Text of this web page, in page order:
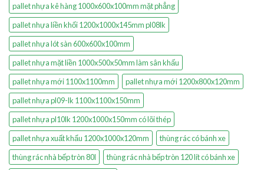
pallet nhựa kê hàng 1000x600x100mm mặt phẳng
pallet nhựa liền khối 1200x1000x145mm pl08lk
pallet nhựa lót sàn 600x600x100mm
pallet nhựa mặt liền 1000x500x50mm làm sân khấu
pallet nhựa mới 1100x1100mm
pallet nhựa mới 1200x800x120mm
pallet nhựa pl09-lk 1100x1100x150mm
pallet nhựa pl10lk 1200x1000x150mm có lõi thép
pallet nhựa xuất khẩu 1200x1000x120mm
thùng rác có bánh xe
thùng rác nhà bếp tròn 80l
thùng rác nhà bếp tròn 120 lít có bánh xe